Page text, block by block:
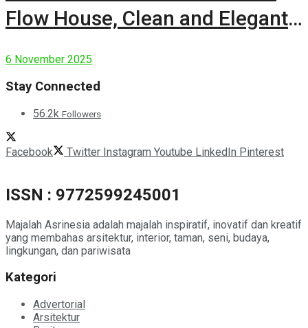
Flow House, Clean and Elegant
6 November 2025
Stay Connected
56.2k Followers
Facebook Twitter Instagram Youtube LinkedIn Pinterest
ISSN : 9772599245001
Majalah Asrinesia adalah majalah inspiratif, inovatif dan kreatif
yang membahas arsitektur, interior, taman, seni, budaya,
lingkungan, dan pariwisata
Kategori
Advertorial
Arsitektur